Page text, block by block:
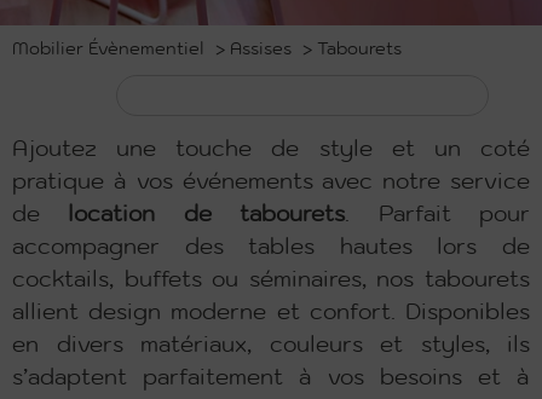
Mobilier Évènementiel > Assises > Tabourets
Ajoutez une touche de style et un coté
pratique à vos événements avec notre service
de
location de tabourets. Parfait pour
accompagner des tables hautes lors de
cocktails, buffets ou séminaires, nos tabourets
allient design moderne et confort. Disponibles
en divers matériaux, couleurs et styles, ils
s’adaptent parfaitement à vos besoins et à